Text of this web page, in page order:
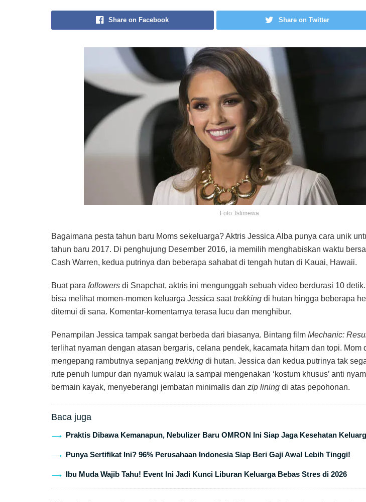
Share on Facebook Share on Twitter
Foto: Istimewa
Bagaimana pesta tahun baru Moms sekeluarga? Aktris Jessica Alba punya cara unik
tahun baru 2017. Di penghujung Desember 2016, ia memilih menghabiskan waktu
Cash Warren, kedua putrinya dan beberapa sahabat di tengah hutan di Kauai, Hawaii.
Buat para followers di Snapchat, aktris ini mengunggah sebuah video berdurasi 10
bisa melihat momen-momen keluarga Jessica saattrekking di hutan hingga beberapa
ditemui di sana. Komentar-komentarnya terasa lucu dan menghibur.
Penampilan Jessica tampak sangat berbeda dari biasanya. Bintang film Mechanic:
terlihat nyaman dengan atasan bergaris, celana pendek, kacamata hitam dan topi. Mom
mengepang rambutnya sepanjang trekking di hutan. Jessica dan kedua putrinya tak
rute penuh lumpur dan nyamuk walau ia sampai mengenakan ‘kostum khusus’ anti
bermain kayak, menyeberangi jembatan minimalis dan zip lining di atas pepohonan.
Baca juga
Praktis Dibawa Kemanapun, Nebulizer Baru OMRON Ini Siap Jaga Kesehatan
Punya Sertifikat Ini? 96% Perusahaan Indonesia Siap Beri Gaji Awal Lebih Tinggi!
Ibu Muda Wajib Tahu! Event Ini Jadi Kunci Liburan Keluarga Bebas Stres di 2026